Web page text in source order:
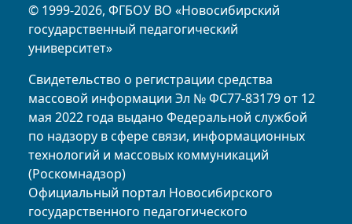
© 1999-2026, ФГБОУ ВО «Новосибирский
государственный педагогический
университет»
Свидетельство о регистрации средства
массовой информации Эл № ФС77-83179 от 12
мая 2022 года выдано Федеральной службой
по надзору в сфере связи, информационных
технологий и массовых коммуникаций
(Роскомнадзор)
Официальный портал Новосибирского
государственного педагогического